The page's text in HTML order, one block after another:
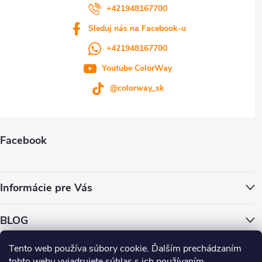
Tento web používa súbory cookie. Ďalším prechádzaním
Facebook
Informácie pre Vás
BLOG
+421948167700
Sleduj nás na Facebook-u
+421948167700
Youtube ColorWay
@colorway_sk
ColorWay.cz ColorWay.sk ColorWay.com CapitalSystem.eu